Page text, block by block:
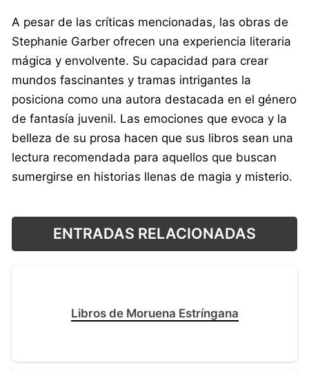
A pesar de las críticas mencionadas, las obras de
Stephanie Garber ofrecen una experiencia literaria
mágica y envolvente. Su capacidad para crear
mundos fascinantes y tramas intrigantes la
posiciona como una autora destacada en el género
de fantasía juvenil. Las emociones que evoca y la
belleza de su prosa hacen que sus libros sean una
lectura recomendada para aquellos que buscan
sumergirse en historias llenas de magia y misterio.
ENTRADAS RELACIONADAS
Libros de Moruena Estríngana